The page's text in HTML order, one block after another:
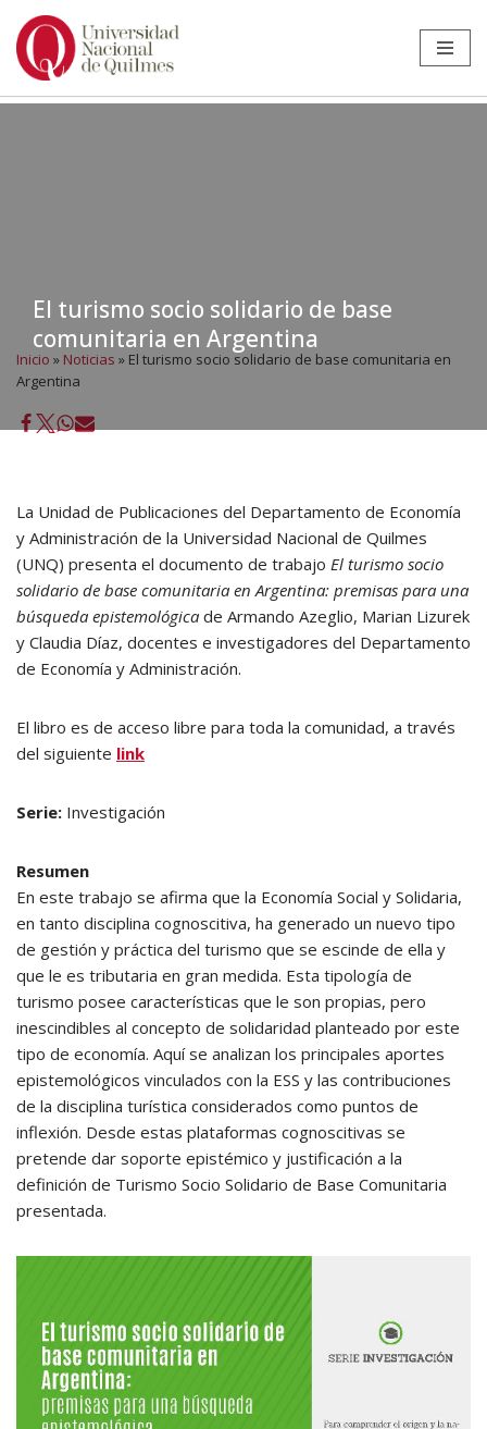
Ir
El turismo socio solidario de base
comunitaria en Argentina
Inicio » Noticias » El turismo socio solidario de base comunitaria en
Argentina
La Unidad de Publicaciones del Departamento de Economía
y Administración de la Universidad Nacional de Quilmes
(UNQ) presenta el documento de trabajo El turismo socio
solidario de base comunitaria en Argentina: premisas para una
búsqueda epistemológica de Armando Azeglio, Marian Lizurek
y Claudia Díaz, docentes e investigadores del Departamento
de Economía y Administración.
El libro es de acceso libre para toda la comunidad, a través
del siguiente link
Serie: Investigación
Resumen
En este trabajo se afirma que la Economía Social y Solidaria,
en tanto disciplina cognoscitiva, ha generado un nuevo tipo
de gestión y práctica del turismo que se escinde de ella y
que le es tributaria en gran medida. Esta tipología de
turismo posee características que le son propias, pero
inescindibles al concepto de solidaridad planteado por este
tipo de economía. Aquí se analizan los principales aportes
epistemológicos vinculados con la ESS y las contribuciones
de la disciplina turística considerados como puntos de
inflexión. Desde estas plataformas cognoscitivas se
pretende dar soporte epistémico y justificación a la
definición de Turismo Socio Solidario de Base Comunitaria
presentada.